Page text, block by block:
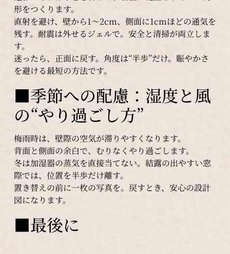
形をつくります。
直射を避け、壁から1〜2cm、側面に1cmほどの通気を
残す。耐震は外せるジェルで。安全と清掃が両立しま
す。
迷ったら、正面に戻す。角度は“半歩”だけ。賑やかさ
を避ける最短の方法です。
■季節への配慮：湿度と風
の“やり過ごし方”
梅雨時は、壁際の空気が滞りやすくなります。
背面と側面の余白で、むりなくやり過ごします。
冬は加湿器の蒸気を直接当てない。結露の出やすい窓
際では、位置を半歩だけ離す。
置き替えの前に一枚の写真を。戻すとき、安心の設計
図になります。
■最後に